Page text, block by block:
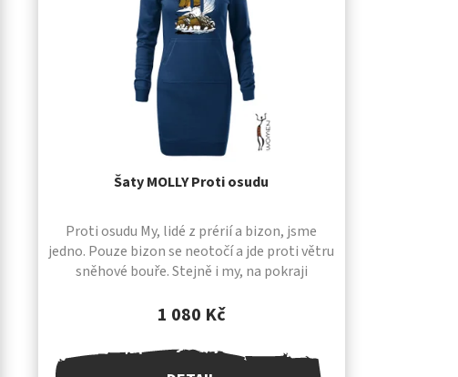
Šaty MOLLY Proti osudu
1 080 Kč
Proti osudu My, lidé z prérií a bizon, jsme
jedno. Pouze bizon se neotočí a jde proti větru
sněhové bouře. Stejně i my, na pokraji